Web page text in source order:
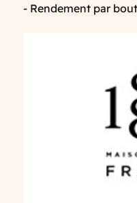
- Rendement par